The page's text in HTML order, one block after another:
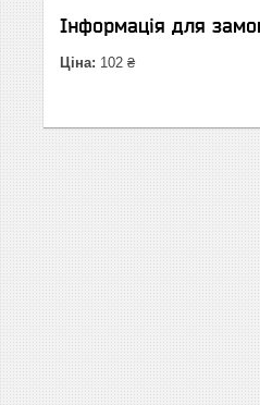
Інформація для
Ціна: 102 ₴